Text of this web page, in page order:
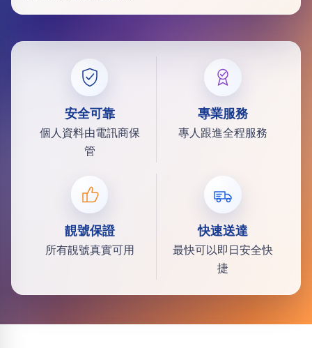
安全可靠
個人資料由電訊商保
管
專業服務
專人跟進全程服務
靚號保證
所有靚號真實可用
快速送達
最快可以即日安全快
捷